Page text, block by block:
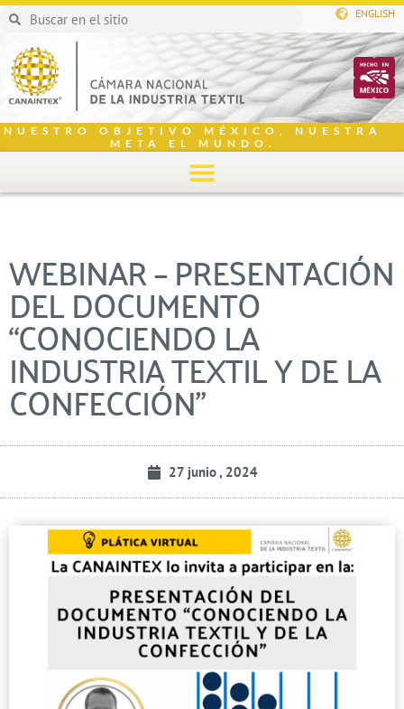
ENGLISH
NUESTRO OBJETIVO MÉXICO, NUESTRA
META EL MUNDO.
WEBINAR – PRESENTACIÓN
DEL DOCUMENTO
“CONOCIENDO LA
INDUSTRIA TEXTIL Y DE LA
CONFECCIÓN”
27 junio , 2024